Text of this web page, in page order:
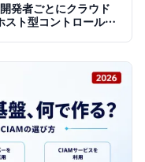
発者ごとにクラウド
ト型コントロールプ